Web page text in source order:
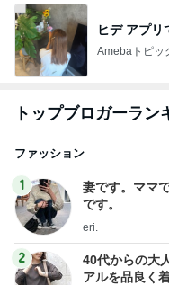
ヒデ アプリ
Amebaトピッ
トップブロガーラン
ファッション
1
妻です。ママ
です。
eri.
2
40代からの大
アルを品良く